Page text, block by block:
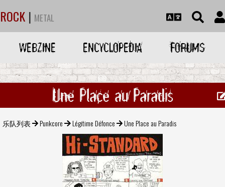
ROCK | METAL
WEBZINE ENCYCLOPEDIA FORUMS
Une Place au Paradis
乐队列表 Punkcore Légitime Défonce Une Place au Paradis